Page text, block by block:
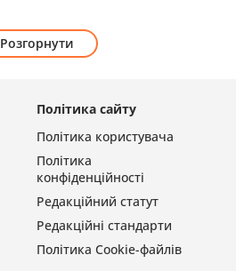
Розгорнути
Політика сайту
Політика користувача
Політика
конфіденційності
Редакційний статут
Редакційні стандарти
Політика Cookie-файлів